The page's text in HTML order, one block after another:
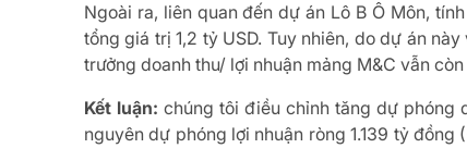
Ngoài ra, liên quan đến dự án Lô B Ô Môn,
tổng giá trị 1,2 tỷ USD. Tuy nhiên, do dự án
trưởng doanh thu/ lợi nhuận mảng M&C vẫn
Kết luận: chúng tôi điều chỉnh tăng dự phóng
nguyên dự phóng lợi nhuận ròng 1.139 tỷ